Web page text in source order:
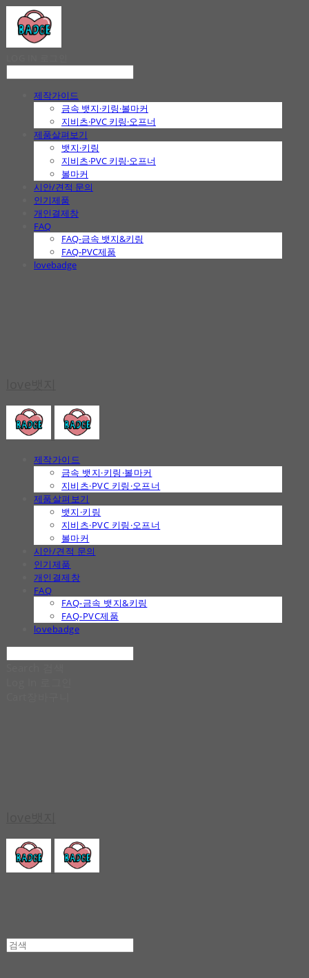
제작가이드
금속 뱃지·키링·볼마커
지비츠·PVC 키링·오프너
제품살펴보기
뱃지·키링
지비츠·PVC 키링·오프너
볼마커
시안/견적 문의
인기제품
개인결제창
FAQ
FAQ-금속 뱃지&키링
FAQ-PVC제품
lovebadge
제작가이드
금속 뱃지·키링·볼마커
지비츠·PVC 키링·오프너
제품살펴보기
뱃지·키링
지비츠·PVC 키링·오프너
볼마커
시안/견적 문의
인기제품
개인결제창
FAQ
FAQ-금속 뱃지&키링
FAQ-PVC제품
lovebadge